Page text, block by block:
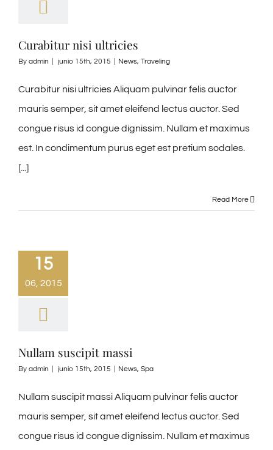
Curabitur nisi ultricies
By admin junio 15th, 2015 News, Traveling
Curabitur nisi ultricies Aliquam pulvinar felis auctor
mauris semper, sit amet eleifend lectus auctor. Sed
congue risus id congue dignissim. Nullam et maximus
est. In condimentum purus eget est pretium sodales.
[...]
Read More
15
06, 2015
Nullam suscipit massi
By admin junio 15th, 2015 News, Spa
Nullam suscipit massi Aliquam pulvinar felis auctor
mauris semper, sit amet eleifend lectus auctor. Sed
congue risus id congue dignissim. Nullam et maximus